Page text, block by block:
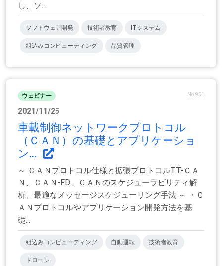
し、ソ...
ソフトウェア開発 技術者教育 ITシステム
組込みコンピューティング 品質管理
ウェビナー No.951
2021/11/25
車載制御ネットワークプロトコル
（ＣＡＮ）の基礎とアプリケーショ
ン...
～ ＣＡＮプロトコル仕様と拡張プロトコルTT-ＣＡ
Ｎ、ＣＡＮ-FD、ＣＡＮのスケジューラビリティ解
析、最適なメッセージスケジューリング手法 ～ ・Ｃ
ＡＮプロトコルやアプリケーション開発方法を基
礎...
組込みコンピューティング 自動運転 技術者教育
ドローン